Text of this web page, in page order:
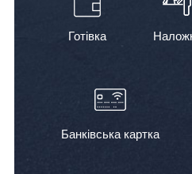
Готівка
Банківська картка